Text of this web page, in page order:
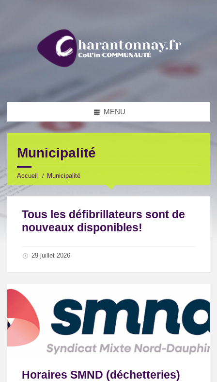
MENU
Municipalité
Accueil Municipalité
Tous les défibrillateurs sont de
nouveaux disponibles!
29 juillet 2026
Horaires SMND (déchetteries)